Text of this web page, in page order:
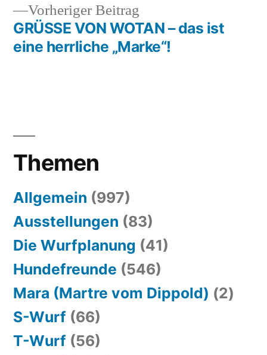
Vorheriger Beitrag
Beitrag:
GRÜSSE VON WOTAN – das ist
eine herrliche „Marke“!
Themen
Allgemein (997)
Ausstellungen (83)
Die Wurfplanung (41)
Hundefreunde (546)
Mara (Martre vom Dippold) (2)
S-Wurf (66)
T-Wurf (56)